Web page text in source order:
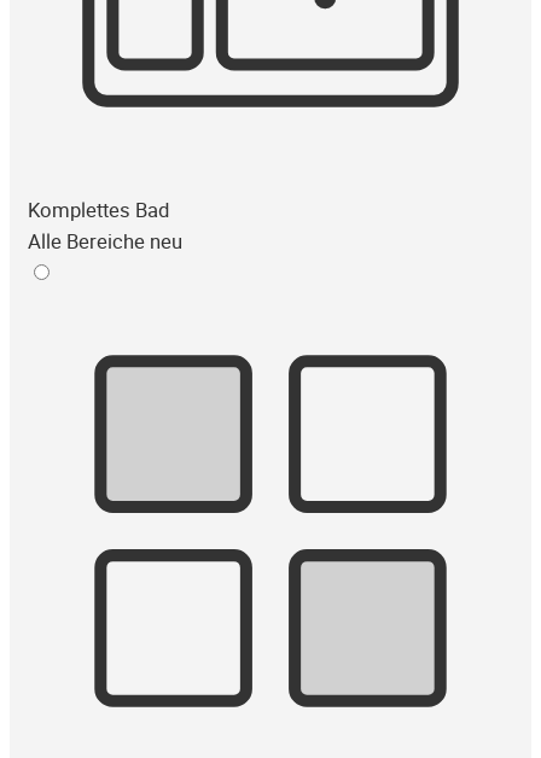
Komplettes Bad
Alle Bereiche neu